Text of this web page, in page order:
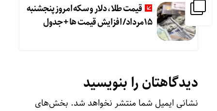
قیمت طلا، دلار و سکه امروز پنجشنبه
15مرداد/ افزایش قیمت ها + جدول
دیدگاهتان را بنویسید
نشانی ایمیل شما منتشر نخواهد شد. بخش‌های